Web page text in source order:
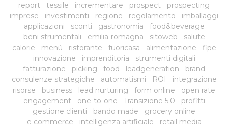
report
tessile incrementare prospect
prospecting
imprese
investimenti regione regolamento
imballaggi
applicazioni
sconti gastronomia
food&beverage
beni strumentali
emilia-romagna sitoweb
salute
calorie
menù ristorante fuoricasa alimentazione
fipe
innovazione
imprenditoria
strumenti digitali
fatturazione
picking food leadgeneration
brand
consulenze strategiche
automatismi ROI
integrazione
risorse
business lead nurturing form online
open rate
engagement
one-to-one Transizione 5.0
profitti
gestione clienti
bando made
grocery online
e commerce
intelligenza artificiale
retail media